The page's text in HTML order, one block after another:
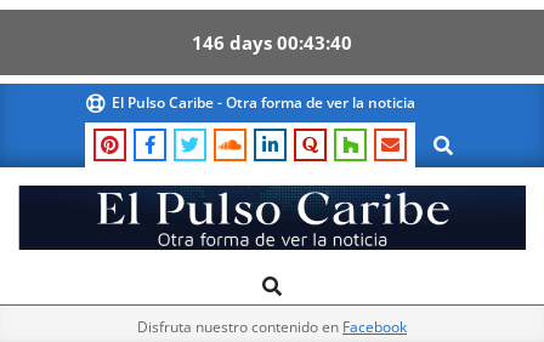
146 days 00 43 39
content
El Pulso Caribe - Otra forma de ver la noticia
Search
El
Pulso
Navigation
Search
Disfruta nuestro contenido en Facebook